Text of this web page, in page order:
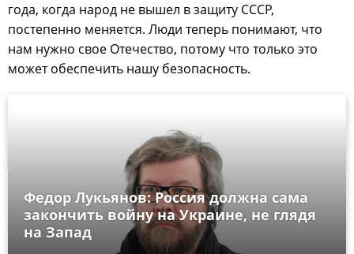
года, когда народ не вышел в защиту СССР,
постепенно меняется. Люди теперь понимают, что
нам нужно свое Отечество, потому что только это
может обеспечить нашу безопасность.
Федор Лукьянов: Россия должна сама
закончить войну на Украине, не глядя
на Запад